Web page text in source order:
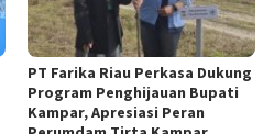
PT Farika Riau Perkasa Dukung
Program Penghijauan Bupati
Kampar, Apresiasi Peran